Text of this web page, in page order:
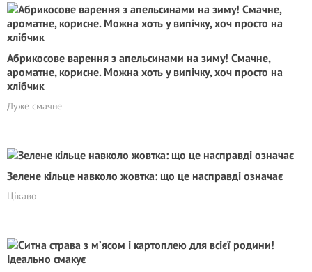
Абрикосове варення з апельсинами на зиму! Смачне,
ароматне, корисне. Можна хоть у випічку, хоч просто на
хлібчик
Дуже смачне
Зелене кільце навколо жовтка: що це насправді означає
Цікаво